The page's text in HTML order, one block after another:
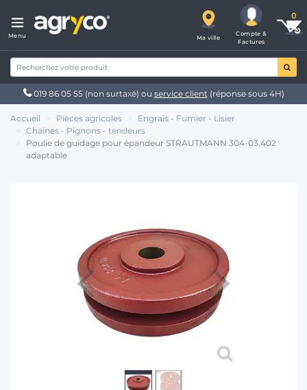
Menu Ma ville
Compte &
Factures
019 86 05 55 (non surtaxé) ou service client(réponse sous 4H)
Accueil Pièces agricoles
Engrais - Fumier - Lisier
Chaines - Pignons - tendeurs
Poulie de guidage pour épandeur STRAUTMANN 304-03.402
adaptable